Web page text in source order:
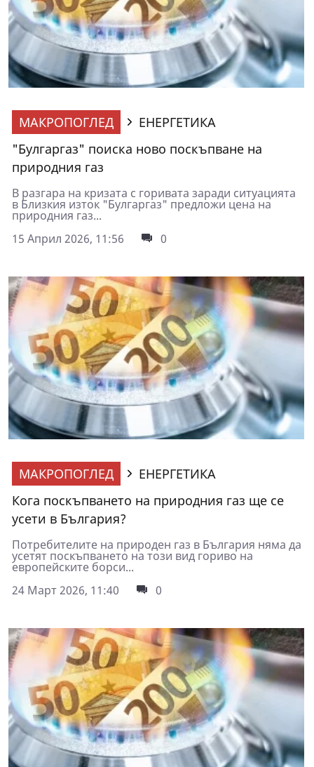
МАКРОПОГЛЕД
ЕНЕРГЕТИКА
"Булгаргаз" поиска ново поскъпване на
природния газ
В разгара на кризата с горивата заради ситуацията
в Близкия изток "Булгаргаз" предложи цена на
природния газ...
15 Април 2026, 11:56
0
МАКРОПОГЛЕД
ЕНЕРГЕТИКА
Кога поскъпването на природния газ ще се
усети в България?
Потребителите на природен газ в България няма да
усетят поскъпването на този вид гориво на
европейските борси...
24 Март 2026, 11:40
0